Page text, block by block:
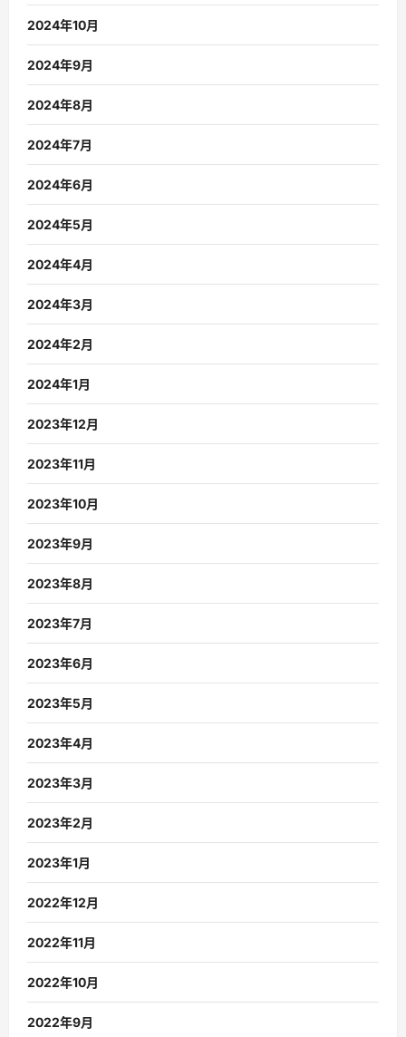
2024年10月
2024年9月
2024年8月
2024年7月
2024年6月
2024年5月
2024年4月
2024年3月
2024年2月
2024年1月
2023年12月
2023年11月
2023年10月
2023年9月
2023年8月
2023年7月
2023年6月
2023年5月
2023年4月
2023年3月
2023年2月
2023年1月
2022年12月
2022年11月
2022年10月
2022年9月